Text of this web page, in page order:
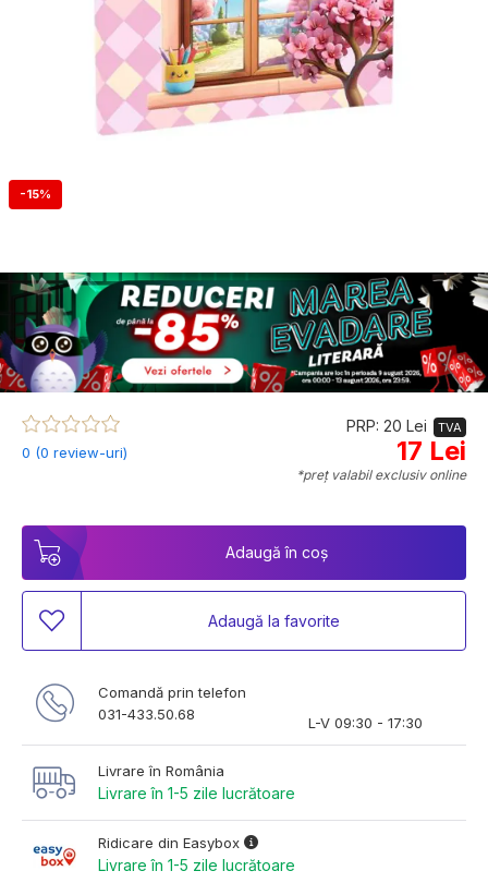
-15%
0 (0 review-uri)
PRP: 20 Lei TVA
17 Lei
*preț valabil exclusiv online
Adaugă în coș
Adaugă la favorite
Comandă prin telefon
031-433.50.68
L-V 09:30 - 17:30
Livrare în România
Livrare în 1-5 zile lucrătoare
Ridicare din Easybox
Livrare în 1-5 zile lucrătoare